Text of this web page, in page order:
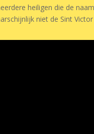
heiligen die de
niet de Sint